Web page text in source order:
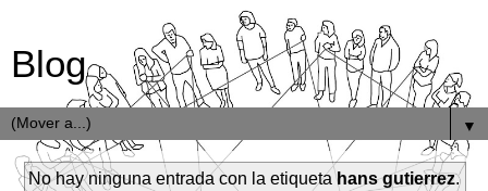
Blog
▼
No hay ninguna entrada con la etiquetahans gutierrez.